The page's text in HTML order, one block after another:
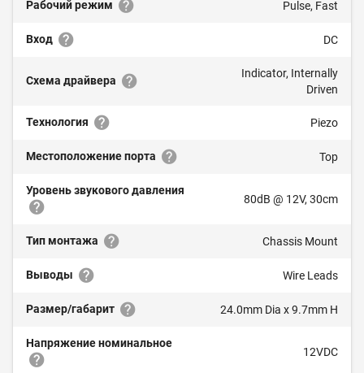
Рабочий режим Pulse, Fast
Вход DC
Схема драйвера
Indicator, Internally
Driven
Технология Piezo
Местоположение порта Top
Уровень звукового давления
80dB @ 12V, 30cm
Тип монтажа Chassis Mount
Выводы Wire Leads
Размер/габарит 24.0mm Dia x 9.7mm H
Напряжение номинальное
12VDC